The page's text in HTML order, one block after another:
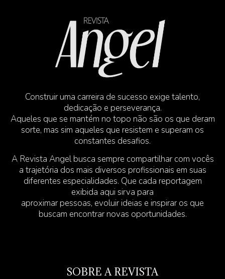
Construir uma carreira de sucesso exige talento,
dedicação e perseverança.
Aqueles que se mantém no topo não são os que deram
sorte, mas sim aqueles que resistem e superam os
constantes desafios.
A Revista Angel busca sempre compartilhar com vocês
a trajetória dos mais diversos profissionais em suas
diferentes especialidades. Que cada reportagem
exibida aqui sirva para
aproximar pessoas, evoluir ideias e inspirar os que
buscam encontrar novas oportunidades.
SOBRE A REVISTA